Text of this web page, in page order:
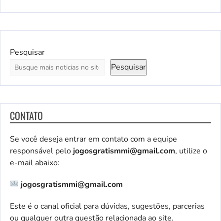
Pesquisar
Pesquisar
CONTATO
Se você deseja entrar em contato com a equipe
responsável pelo jogosgratismmi@gmail.com, utilize o
e-mail abaixo:
jogosgratismmi@gmail.com
Este é o canal oficial para dúvidas, sugestões, parcerias
ou qualquer outra questão relacionada ao site.